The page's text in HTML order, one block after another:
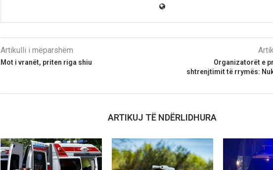
Artikulli i mëparshëm
Mot i vranët, priten riga shiu
Organizatorët e
shtrenjtimit të rrymës:
ARTIKUJ TË NDËRLIDHURA